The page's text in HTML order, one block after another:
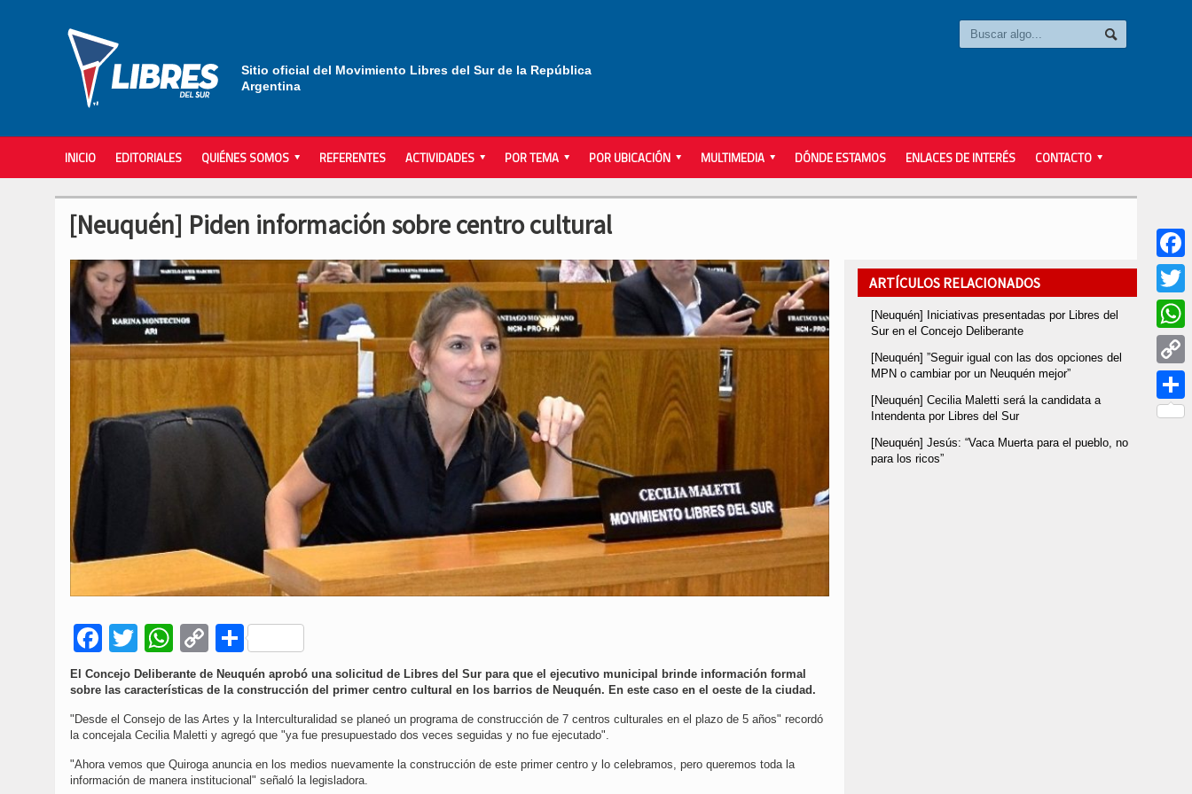
Sitio oficial del Movimiento Libres del Sur de la República
Argentina
INICIO EDITORIALES QUIÉNES SOMOS REFERENTES ACTIVIDADES POR TEMA POR UBICACIÓN MULTIMEDIA DÓNDE ESTAMOS ENLACES DE INTERÉS CONTACTO
[Neuquén] Piden información sobre centro cultural
Facebook
TwitterWhatsApp
Copy
Link
Compartir
El Concejo Deliberante de Neuquén aprobó una solicitud de Libres del Sur para que el ejecutivo municipal brinde información formal
sobre las características de la construcción del primer centro cultural en los barrios de Neuquén. En este caso en el oeste de la ciudad.
"Desde el Consejo de las Artes y la Interculturalidad se planeó un programa de construcción de 7 centros culturales en el plazo de 5 años" recordó
la concejala Cecilia Maletti y agregó que "ya fue presupuestado dos veces seguidas y no fue ejecutado".
"Ahora vemos que Quiroga anuncia en los medios nuevamente la construcción de este primer centro y lo celebramos, pero queremos toda la
información de manera institucional" señaló la legisladora.
ARTÍCULOS RELACIONADOS
[Neuquén] Iniciativas presentadas por Libres del
Sur en el Concejo Deliberante
[Neuquén] ”Seguir igual con las dos opciones del
MPN o cambiar por un Neuquén mejor”
[Neuquén] Cecilia Maletti será la candidata a
Intendenta por Libres del Sur
[Neuquén] Jesús: “Vaca Muerta para el pueblo, no
para los ricos”
Twitter
Copy
Link